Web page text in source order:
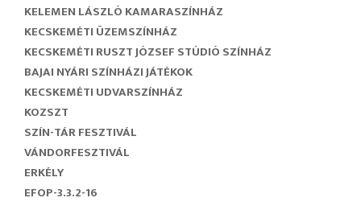
KELEMEN LÁSZLÓ KAMARASZÍNHÁZ
KECSKEMÉTI ÜZEMSZÍNHÁZ
KECSKEMÉTI RUSZT JÓZSEF STÚDIÓ SZÍNHÁZ
BAJAI NYÁRI SZÍNHÁZI JÁTÉKOK
KECSKEMÉTI UDVARSZÍNHÁZ
KOZSZT
SZÍN-TÁR FESZTIVÁL
VÁNDORFESZTIVÁL
ERKÉLY
EFOP-3.3.2-16